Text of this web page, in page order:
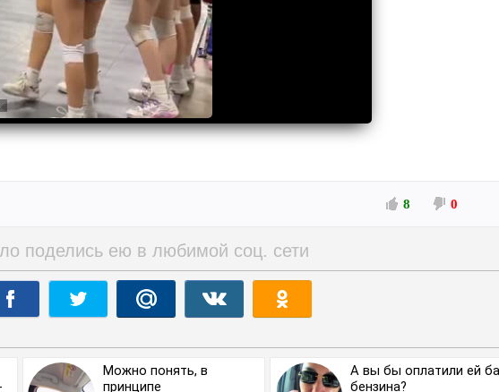
8 0
поделись ею в любимой соц. сети
Можно понять, в
принципе
А вы бы оплатили ей
бензина?